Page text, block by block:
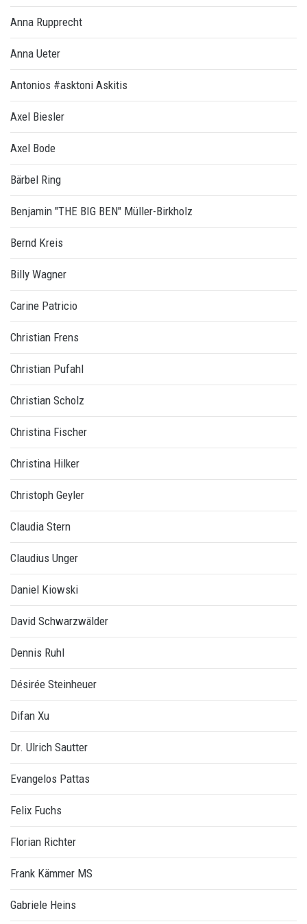
Anna Rupprecht
Anna Ueter
Antonios #asktoni Askitis
Axel Biesler
Axel Bode
Bärbel Ring
Benjamin "THE BIG BEN" Müller-Birkholz
Bernd Kreis
Billy Wagner
Carine Patricio
Christian Frens
Christian Pufahl
Christian Scholz
Christina Fischer
Christina Hilker
Christoph Geyler
Claudia Stern
Claudius Unger
Daniel Kiowski
David Schwarzwälder
Dennis Ruhl
Désirée Steinheuer
Difan Xu
Dr. Ulrich Sautter
Evangelos Pattas
Felix Fuchs
Florian Richter
Frank Kämmer MS
Gabriele Heins